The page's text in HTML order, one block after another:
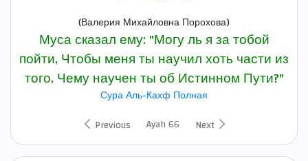
(Валерия Михайловна Порохова)
Муса сказал ему: "Могу ль я за тобой
пойти, Чтобы меня ты научил хоть части из
того, Чему научен ты об Истинном Пути?"
Сура Аль-Кахф Полная
Previous
Ayah 66 Next